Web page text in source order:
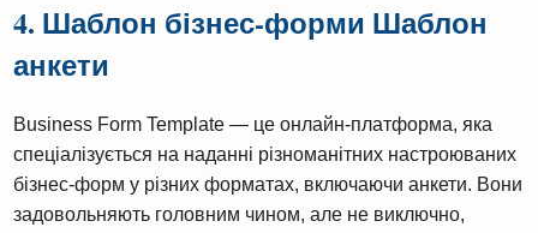
4. Шаблон бізнес-форми Шаблон
анкети
Business Form Template — це онлайн-платформа, яка
спеціалізується на наданні різноманітних настроюваних
бізнес-форм у різних форматах, включаючи анкети. Вони
задовольняють головним чином, але не виключно,